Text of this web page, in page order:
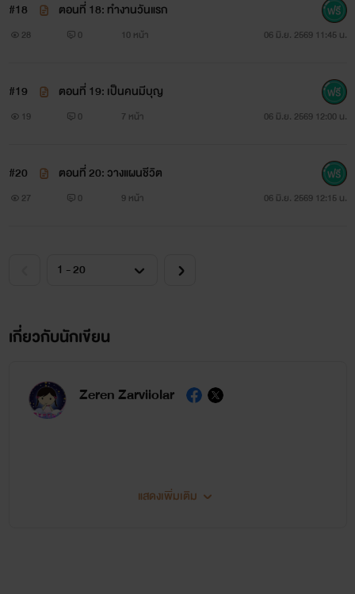
#18 ตอนที่ 18: ทำงานวันแรก
28 0 10 หน้า 06 มิ.ย. 2569 11:45 น.
#19 ตอนที่ 19: เป็นคนมีบุญ
19 0 7 หน้า 06 มิ.ย. 2569 12:00 น.
#20 ตอนที่ 20: วางแผนชีวิต
27 0 9 หน้า 06 มิ.ย. 2569 12:15 น.
เกี่ยวกับนักเขียน
Zeren Zarviiolar
แสดงเพิ่มเติม